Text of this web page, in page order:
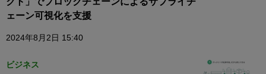
ェーン可視化を支援
2024年8月2日 15:40
ビジネス